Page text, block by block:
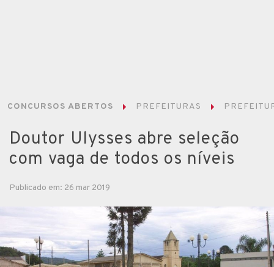
CONCURSOS ABERTOS PREFEITURAS
Doutor Ulysses abre seleção
com vaga de todos os níveis
Publicado em: 26 mar 2019